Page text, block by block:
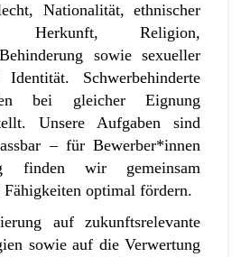
Nationalität, ethnischer
Herkunft, Religion,
sowie sexueller
Schwerbehinderte
bei gleicher Eignung
Unsere Aufgaben sind
– für Bewerber*innen
finden wir gemeinsam
optimal fördern.
auf zukunftsrelevante
sowie auf die Verwertung